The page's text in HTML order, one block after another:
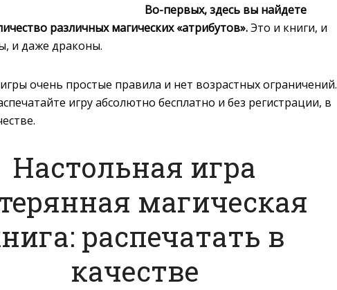
Во-первых, здесь вы найдете
различных магических «атрибутов».Это и книги, и
и даже драконы.
очень простые правила и нет возрастных ограничений.
игру абсолютно бесплатно и без регистрации, в
Настольная игра
магическая
распечатать в
качестве